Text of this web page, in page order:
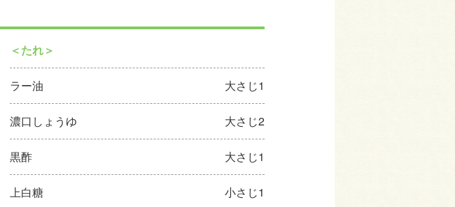
＜たれ＞
ラー油 大さじ1
濃口しょうゆ 大さじ2
黒酢 大さじ1
上白糖 小さじ1